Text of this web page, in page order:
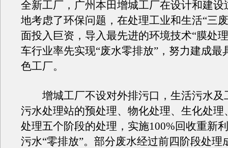
全新工厂，广州本田增城工厂在设计和建设
地考虑了环保问题，在处理工业和生活“三
面投入巨资，导入最先进的环境技术“膜处
车行业率先实现“废水零排放”，努力建成最
色工厂。
增城工厂不设对外排污口，生活污水及
污水处理站的预处理、物化处理、生化处理
处理五个阶段的处理，实施100%回收重新
污水“零排放”。部分废水经过前四阶段处理